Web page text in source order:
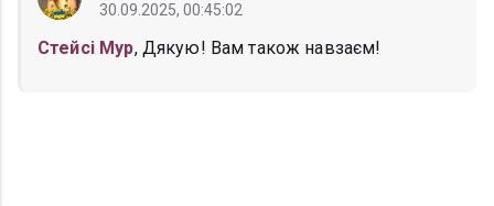
30.09.2025, 00:45:02
Стейсі Мур, Дякую! Вам також навзаєм!